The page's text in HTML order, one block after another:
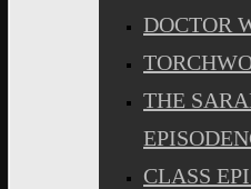
DOCTOR
THE
CLASS